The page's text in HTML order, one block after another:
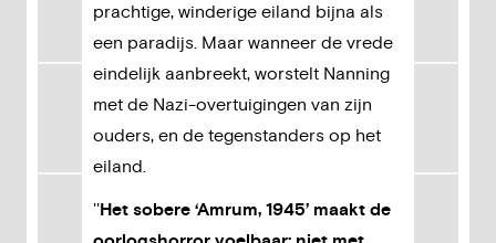
prachtige, winderige eiland bijna als
een paradijs. Maar wanneer de vrede
eindelijk aanbreekt, worstelt Nanning
met de Nazi-overtuigingen van zijn
ouders, en de tegenstanders op het
eiland.
''Het sobere ‘Amrum, 1945’ maakt de